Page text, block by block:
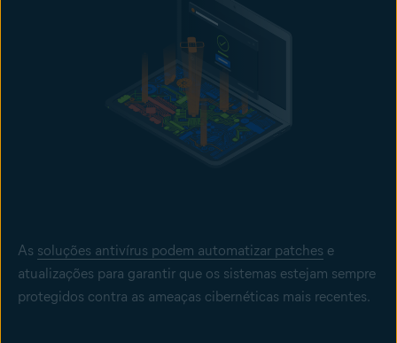
As soluções antivírus podem automatizar patches e
atualizações para garantir que os sistemas estejam sempre
protegidos contra as ameaças cibernéticas mais recentes.